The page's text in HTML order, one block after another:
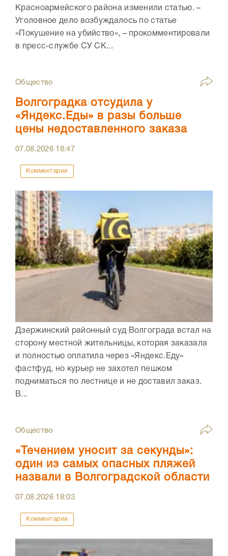
Красноармейского района изменили статью. –
Уголовное дело возбуждалось по статье
«Покушение на убийство», – прокомментировали
в пресс-службе СУ СК...
Общество
Волгоградка отсудила у
«Яндекс.Еды» в разы больше
цены недоставленного заказа
07.08.2026 18:47
Комментарии
Дзержинский районный суд Волгограда встал на
сторону местной жительницы, которая заказала
и полностью оплатила через «Яндекс.Еду»
фастфуд, но курьер не захотел пешком
подниматься по лестнице и не доставил заказ.
В...
Общество
«Течением уносит за секунды»:
один из самых опасных пляжей
назвали в Волгоградской области
07.08.2026 18:03
Комментарии